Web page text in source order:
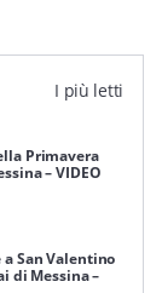
I più letti
Primavera
– VIDEO
San Valentino
di Messina –